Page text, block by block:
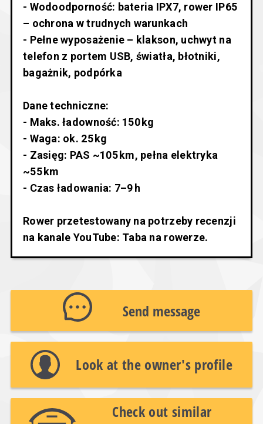
- Wodoodporność: bateria IPX7, rower IP65
– ochrona w trudnych warunkach
- Pełne wyposażenie – klakson, uchwyt na
telefon z portem USB, światła, błotniki,
bagażnik, podpórka
Dane techniczne:
- Maks. ładowność: 150 kg
- Waga: ok. 25 kg
- Zasięg: PAS ~105 km, pełna elektryka
~55 km
- Czas ładowania: 7–9 h
Rower przetestowany na potrzeby recenzji
na kanale YouTube: Taba na rowerze.
Send message
Look at the owner's profile
Check out similar